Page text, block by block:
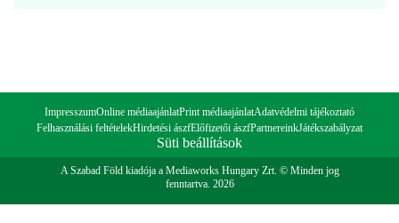
ImpresszumOnline médiaajánlatPrint médiaajánlatAdatvédelmi tájékoztató
Felhasználási feltételekHirdetési ászfElőfizetői ászfPartnereinkJátékszabályzat
Süti beállítások
A Szabad Föld kiadója a Mediaworks Hungary Zrt. © Minden jog
fenntartva. 2026